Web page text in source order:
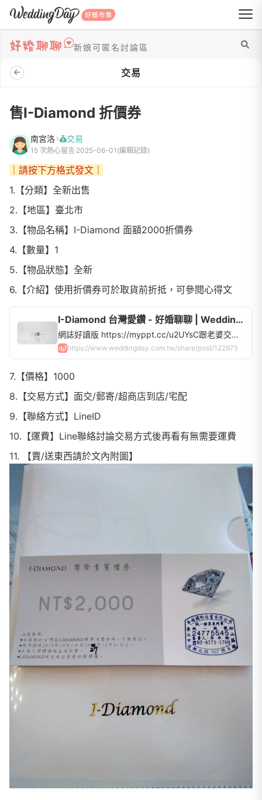
WeddingDay 好婚市集
新娘可匿名討論區
交易
售I-Diamond 折價券
南宮洛 交易
15 次熱心留言 2025-06-01 (編輯記錄)
｜請按下方格式發文｜
1.【分類】全新出售
2.【地區】臺北市
3.【物品名稱】I-Diamond 面額2000折價券
4.【數量】1
5.【物品狀態】全新
6.【介紹】使用折價券可於取貨前折抵，可參閱心得文
I-Diamond 台灣愛鑽 - 好婚聊聊 | WeddingDay好婚市集
網誌好讀版 https://myppt.cc/u2UYsC跟老婆交往了四年九個月，由於疫情關係，老婆想要出國蜜月，離結婚僅差一步之遙，我便想先把我能做的都先做完，決定參加聯合婚禮也讓雙方父母放下心中的大石頭。在確定聯合婚禮的...
https://www.weddingday.com.tw/share/post/122975
7.【價格】1000
8.【交易方式】面交/郵寄/超商店到店/宅配
9.【聯絡方式】LineID
10.【運費】Line聯絡討論交易方式後再看有無需要運費
11. 【賣/送東西請於文內附圖】